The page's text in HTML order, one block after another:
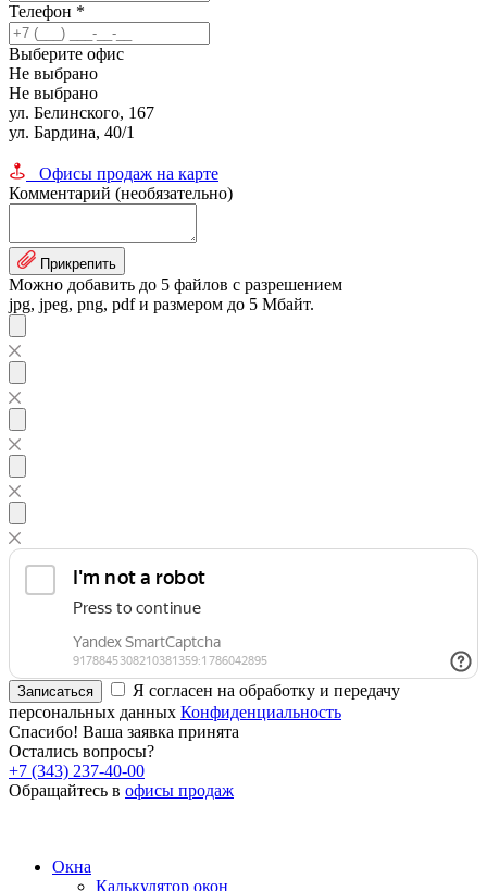
Телефон *
Выберите офис
Не выбрано
Не выбрано
ул. Белинского, 167
ул. Бардина, 40/1
Офисы продаж на карте
Комментарий (необязательно)
Прикрепить
Можно добавить до 5 файлов с разрешением
jpg, jpeg, png, pdf и размером до 5 Мбайт.
Записаться
Я согласен на обработку и передачу
персональных данных Конфиденциальность
Спасибо! Ваша заявка принята
Остались вопросы?
+7 (343) 237-40-00
Обращайтесь в офисы продаж
Окна
Калькулятор окон